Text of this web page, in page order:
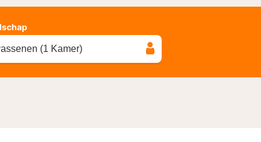
(1 Kamer)